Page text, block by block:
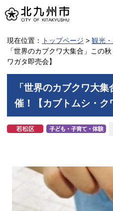
現在位置： トップページ > 観光
「世界のカブクワ大集合」この
ワガタ即売会】
「世界のカブクワ大
催！【カブトムシ・ク